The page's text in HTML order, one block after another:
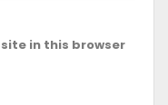
in this browser